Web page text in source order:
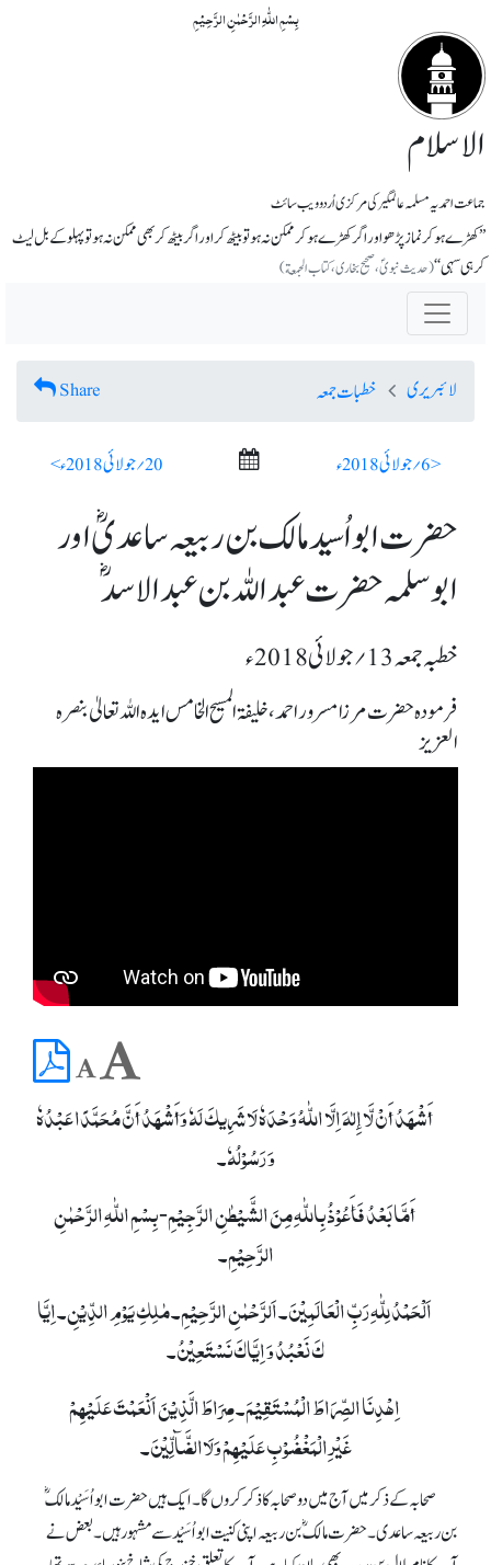
بِسۡمِ اللّٰہِ الرَّحۡمٰنِ الرَّحِیۡمِ
الاسلام
جماعت احمدیہ مسلمہ عالمگیر کی مرکزی اُردو ویب سائٹ
’’کھڑے ہو کر نماز پڑھو اور اگر کھڑے ہوکر ممکن نہ ہو تو بیٹھ کر اور اگر بیٹھ کر بھی ممکن نہ ہو تو پہلو کے بل لیٹ
کر ہی سہی‘‘(حدیث نبویؐ، صحیح بخاری، کتاب الجمعة)
لائبریری خطبات جمعہ Share
< 6؍ جولائی 2018ء 20؍ جولائی 2018ء >
حضرت ابو اُسید مالک بن ربیعہ ساعدیؓ اور
ابوسلمہ حضرت عبد اللہ بن عبد الاسدؓ
خطبہ جمعہ 13؍ جولائی 2018ء
فرمودہ حضرت مرزا مسرور احمد، خلیفۃ المسیح الخامس ایدہ اللہ تعالیٰ بنصرہ
العزیز
أَشْھَدُ أَنْ لَّا إِلٰہَ اِلَّا اللّٰہُ وَحْدَہٗ لَا شَرِیکَ لَہٗ وَأَشْھَدُ أَنَّ مُحَمَّدًا عَبْدُہٗ
وَ رَسُوْلُہٗ۔
أَمَّا بَعْدُ فَأَعُوْذُ بِاللّٰہِ مِنَ الشَّیْطٰنِ الرَّجِیْمِ- بِسْمِ اللّٰہِ الرَّحْمٰنِ
الرَّحِیْمِ۔
اَلْحَمْدُ لِلّٰہِ رَبِّ الْعَالَمِیْنَ۔ اَلرَّحْمٰنِ الرَّحِیْمِ۔ مٰلِکِ یَوْمِ الدِّیْنِ۔ اِیَّا
کَ نَعْبُدُ وَ اِیَّاکَ نَسْتَعِیْنُ۔
اِھْدِنَا الصِّرَاطَ الْمُسْتَقِیْمَ۔ صِرَاطَ الَّذِیْنَ اَنْعَمْتَ عَلَیْھِمْ
غَیْرِالْمَغْضُوْبِ عَلَیْھِمْ وَلَاالضَّآلِّیْنَ۔
صحابہ کے ذکر میں آج میں دو صحابہ کا ذکر کروں گا۔ ایک ہیں حضرت ابواُسَیْد مالکؓ
بن ربیعہ ساعدی۔ حضرت مالکؓ بن ربیعہ اپنی کنیت ابو اُسَیْد سے مشہور ہیں۔ بعض نے